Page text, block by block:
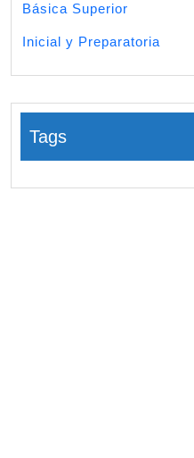
Básica Superior
Inicial y Preparatoria
Tags